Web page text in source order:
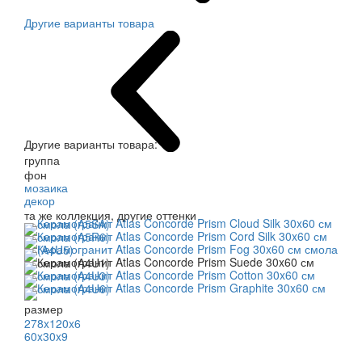
Другие варианты товара
Другие варианты товара:
группа
фон
мозаика
декор
та же коллекция, другие оттенки
размер
278x120x6
60x30x9